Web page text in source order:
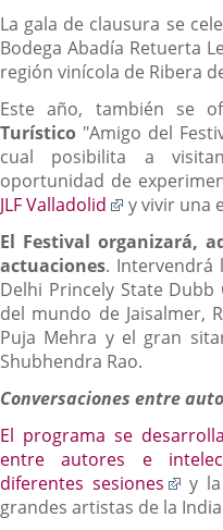
La gala de clausura se
Bodega Abadía Retuerta
región vinícola de Ribera
Este año, también se
Turístico "Amigo del
cual posibilita a
oportunidad de
JLF Valladolid
Enlace
una
aplicación
externa.
y vivir una
El Festivalorganizará,
actuaciones. Intervendrá
Delhi Princely State
del mundo de Jaisalmer,
Puja Mehra y el gran
Shubhendra Rao.
Conversaciones entre
El programa se
entre autores e
diferentes sesiones
a
y
grandes artistas de la